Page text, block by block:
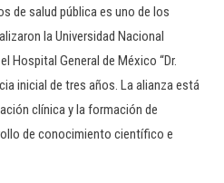
de salud pública es uno de los
la Universidad Nacional
Hospital General de México “Dr.
inicial de tres años. La alianza está
clínica y la formación de
de conocimiento científico e